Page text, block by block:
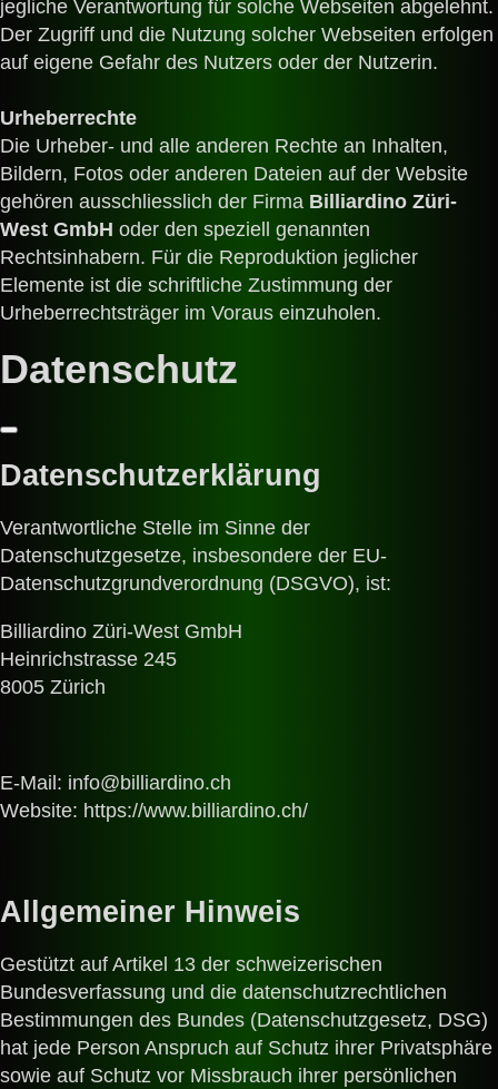
jegliche Verantwortung für solche Webseiten abgelehnt.
Der Zugriff und die Nutzung solcher Webseiten erfolgen
auf eigene Gefahr des Nutzers oder der Nutzerin.
Urheberrechte
Die Urheber- und alle anderen Rechte an Inhalten,
Bildern, Fotos oder anderen Dateien auf der Website
gehören ausschliesslich der Firma Billiardino Züri-
West GmbH oder den speziell genannten
Rechtsinhabern. Für die Reproduktion jeglicher
Elemente ist die schriftliche Zustimmung der
Urheberrechtsträger im Voraus einzuholen.
Datenschutz
Datenschutzerklärung
Verantwortliche Stelle im Sinne der
Datenschutzgesetze, insbesondere der EU-
Datenschutzgrundverordnung (DSGVO), ist:
Billiardino Züri-West GmbH
Heinrichstrasse 245
8005 Zürich
E-Mail: info@billiardino.ch
Website: https://www.billiardino.ch/
Allgemeiner Hinweis
Gestützt auf Artikel 13 der schweizerischen
Bundesverfassung und die datenschutzrechtlichen
Bestimmungen des Bundes (Datenschutzgesetz, DSG)
hat jede Person Anspruch auf Schutz ihrer Privatsphäre
sowie auf Schutz vor Missbrauch ihrer persönlichen